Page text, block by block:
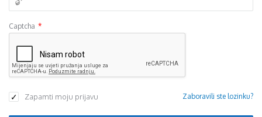
Captcha *
Zapamti moju prijavu Zaboravili ste lozinku?